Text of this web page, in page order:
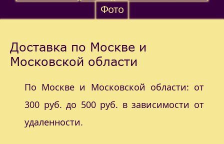
Фото
Доставка по Москве и
Московской области
По Москве и Московской области: от
300 руб. до 500 руб. в зависимости от
удаленности.